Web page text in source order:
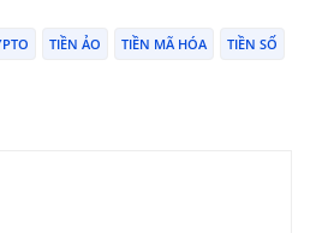
TIỀN ẢO TIỀN MÃ HÓA TIỀN SỐ